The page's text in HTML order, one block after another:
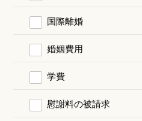
国際離婚
婚姻費用
学費
慰謝料の被請求